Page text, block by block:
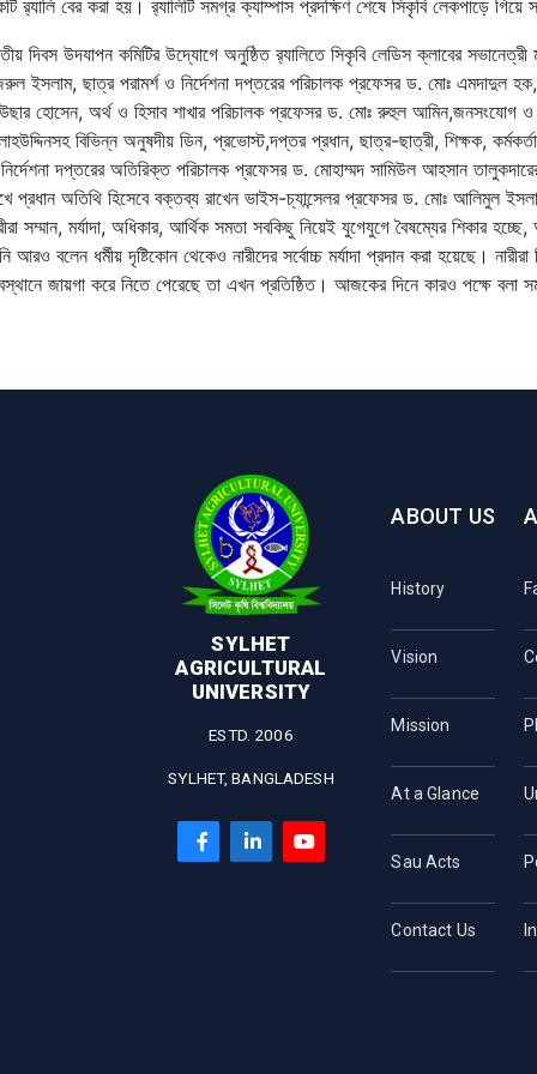
র‌্যালি বের করা হয়। র‌্যালিটি সমগ্র ক্যাম্পাস প্রদক্ষিণ শেষে সিকৃবি লেকপাড়ে গিয়ে
দিবস উদযাপন কমিটির উদ্যোগে অনুষ্ঠিত র‌্যালিতে সিকৃবি লেডিস ক্লাবের
ইসলাম, ছাত্র পরামর্শ ও নির্দেশনা দপ্তরের পরিচালক প্রফেসর ড. মোঃ এমদাদুল
হোসেন, অর্থ ও হিসাব শাখার পরিচালক প্রফেসর ড. মোঃ রুহুল আমিন,জনসংযোগ ও
বিভিন্ন অনুষদীয় ডিন, প্রভোস্ট,দপ্তর প্রধান, ছাত্র-ছাত্রী, শিক্ষক, কর্মকর্তা
দপ্তরের অতিরিক্ত পরিচালক প্রফেসর ড. মোহাম্মদ সামিউল আহসান
প্রধান অতিথি হিসেবে বক্তব্য রাখেন ভাইস-চ্যান্সেলর প্রফেসর ড. মোঃ আলিমুল
সম্মান, মর্যাদা, অধিকার, আর্থিক সমতা সবকিছু নিয়েই যুগেযুগে বৈষম্যের শিকার
আরও বলেন ধর্মীয় দৃষ্টিকোন থেকেও নারীদের সর্বোচ্চ মর্যাদা প্রদান করা হয়েছে।
জায়গা করে নিতে পেরেছে তা এখন প্রতিষ্ঠিত। আজকের দিনে কারও পক্ষে বলা
SYLHET
AGRICULTURAL
UNIVERSITY
ESTD. 2006
SYLHET, BANGLADESH
ABOUT US
History
Vision
Mission
At a Glance
Sau Acts
Contact Us